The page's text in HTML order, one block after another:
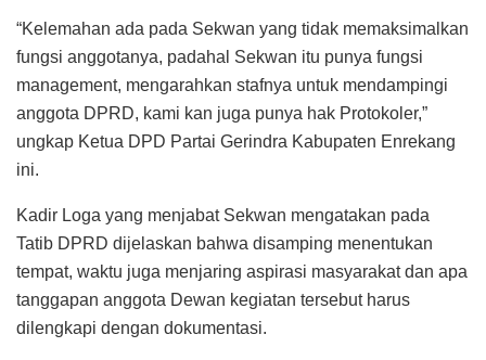
“Kelemahan ada pada Sekwan yang tidak memaksimalkan
fungsi anggotanya, padahal Sekwan itu punya fungsi
management, mengarahkan stafnya untuk mendampingi
anggota DPRD, kami kan juga punya hak Protokoler,”
ungkap Ketua DPD Partai Gerindra Kabupaten Enrekang
ini.
Kadir Loga yang menjabat Sekwan mengatakan pada
Tatib DPRD dijelaskan bahwa disamping menentukan
tempat, waktu juga menjaring aspirasi masyarakat dan apa
tanggapan anggota Dewan kegiatan tersebut harus
dilengkapi dengan dokumentasi.